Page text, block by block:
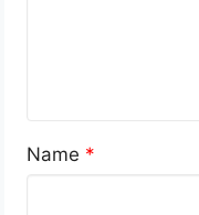
Name *